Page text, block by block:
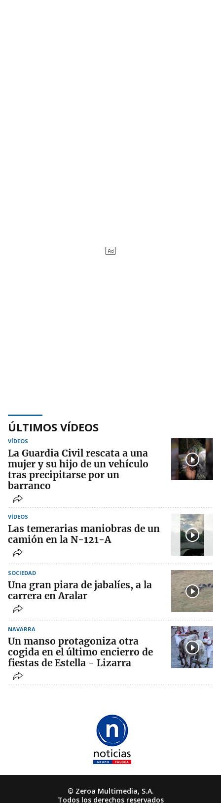
ÚLTIMOS VÍDEOS
VÍDEOS
La Guardia Civil rescata a una
mujer y su hijo de un vehículo
tras precipitarse por un
barranco
VÍDEOS
Las temerarias maniobras de un
camión en la N-121-A
SOCIEDAD
Una gran piara de jabalíes, a la
carrera en Aralar
NAVARRA
Un manso protagoniza otra
cogida en el último encierro de
fiestas de Estella - Lizarra
© Zeroa Multimedia, S.A.
Todos los derechos reservados